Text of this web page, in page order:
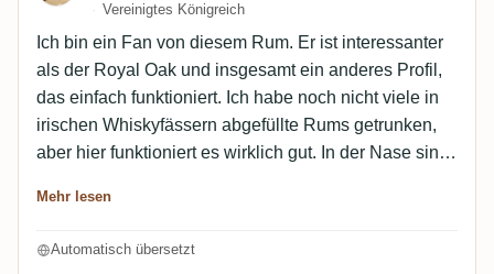
Vereinigtes Königreich
Ich bin ein Fan von diesem Rum. Er ist interessanter
als der Royal Oak und insgesamt ein anderes Profil,
das einfach funktioniert. Ich habe noch nicht viele in
irischen Whiskyfässern abgefüllte Rums getrunken,
aber hier funktioniert es wirklich gut. In der Nase sind
süß und kandiert, aber mit mehr Komplexität und
Der Abgang ist moderat mit etwas Schnaps und
Mehr lesen
Automatisch übersetzt